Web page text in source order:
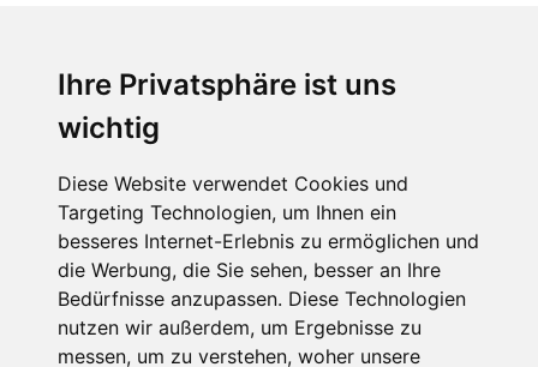
Ihre Privatsphäre ist uns
wichtig
Diese Website verwendet Cookies und
Targeting Technologien, um Ihnen ein
besseres Internet-Erlebnis zu ermöglichen und
die Werbung, die Sie sehen, besser an Ihre
Bedürfnisse anzupassen. Diese Technologien
nutzen wir außerdem, um Ergebnisse zu
messen, um zu verstehen, woher unsere
CPost.org© 2013-2023 The Celebrity Post.
Terms of Use Privacy | Cookies Policy( Einstellungen ändern
About Us
Advertising
Contact Us